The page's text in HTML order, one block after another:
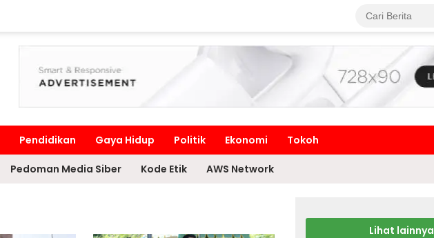
Pendidikan Gaya Hidup Politik Ekonomi Tokoh
Pedoman Media Siber Kode Etik AWS Network
Lihat lainnya